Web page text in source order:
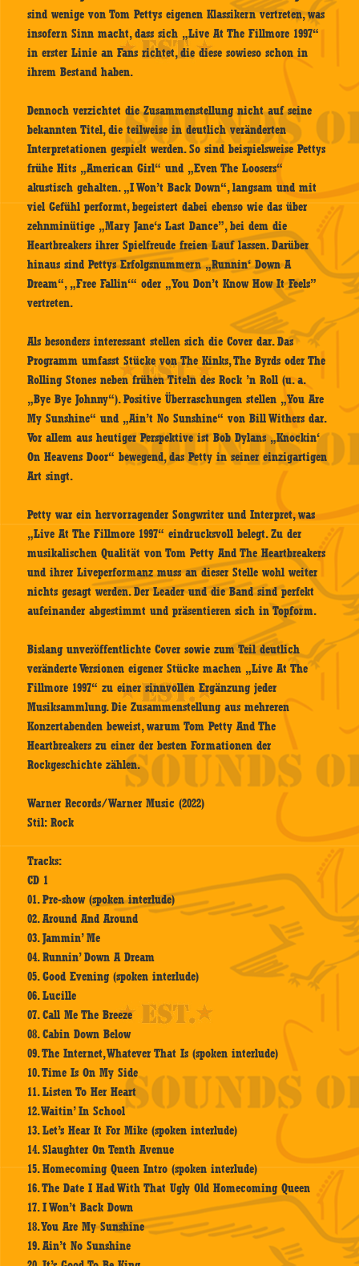
sind wenige von Tom Pettys eigenen Klassikern vertreten, was
insofern Sinn macht, dass sich „Live At The Fillmore 1997“
in erster Linie an Fans richtet, die diese sowieso schon in
ihrem Bestand haben.
Dennoch verzichtet die Zusammenstellung nicht auf seine
bekannten Titel, die teilweise in deutlich veränderten
Interpretationen gespielt werden. So sind beispielsweise Pettys
frühe Hits „American Girl“ und „Even The Loosers“
akustisch gehalten. „I Won’t Back Down“, langsam und mit
viel Gefühl performt, begeistert dabei ebenso wie das über
zehnminütige „Mary Jane‘s Last Dance”, bei dem die
Heartbreakers ihrer Spielfreude freien Lauf lassen. Darüber
hinaus sind Pettys Erfolgsnummern „Runnin‘ Down A
Dream“, „Free Fallin‘“ oder „You Don’t Know How It Feels”
vertreten.
Als besonders interessant stellen sich die Cover dar. Das
Programm umfasst Stücke von The Kinks, The Byrds oder The
Rolling Stones neben frühen Titeln des Rock ’n Roll (u. a.
„Bye Bye Johnny“). Positive Überraschungen stellen „You Are
My Sunshine“ und „Ain’t No Sunshine“ von Bill Withers dar.
Vor allem aus heutiger Perspektive ist Bob Dylans „Knockin‘
On Heavens Door“ bewegend, das Petty in seiner einzigartigen
Art singt.
Petty war ein hervorragender Songwriter und Interpret, was
„Live At The Fillmore 1997“ eindrucksvoll belegt. Zu der
musikalischen Qualität von Tom Petty And The Heartbreakers
und ihrer Liveperformanz muss an dieser Stelle wohl weiter
nichts gesagt werden. Der Leader und die Band sind perfekt
aufeinander abgestimmt und präsentieren sich in Topform.
Bislang unveröffentlichte Cover sowie zum Teil deutlich
veränderte Versionen eigener Stücke machen „Live At The
Fillmore 1997“ zu einer sinnvollen Ergänzung jeder
Musiksammlung. Die Zusammenstellung aus mehreren
Konzertabenden beweist, warum Tom Petty And The
Heartbreakers zu einer der besten Formationen der
Rockgeschichte zählen.
Warner Records/Warner Music (2022)
Stil: Rock
Tracks:
CD 1
01. Pre-show (spoken interlude)
02. Around And Around
03. Jammin’ Me
04. Runnin’ Down A Dream
05. Good Evening (spoken interlude)
06. Lucille
07. Call Me The Breeze
08. Cabin Down Below
09. The Internet, Whatever That Is (spoken interlude)
10. Time Is On My Side
11. Listen To Her Heart
12. Waitin’ In School
13. Let’s Hear It For Mike (spoken interlude)
14. Slaughter On Tenth Avenue
15. Homecoming Queen Intro (spoken interlude)
16. The Date I Had With That Ugly Old Homecoming Queen
17. I Won’t Back Down
18. You Are My Sunshine
19. Ain’t No Sunshine